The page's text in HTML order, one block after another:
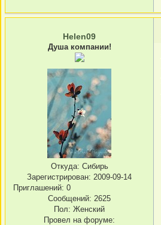
Helen09
Душа компании!
Откуда: Сибирь
Зарегистрирован: 2009-09-14
Приглашений: 0
Сообщений: 2625
Пол: Женский
Провел на форуме: